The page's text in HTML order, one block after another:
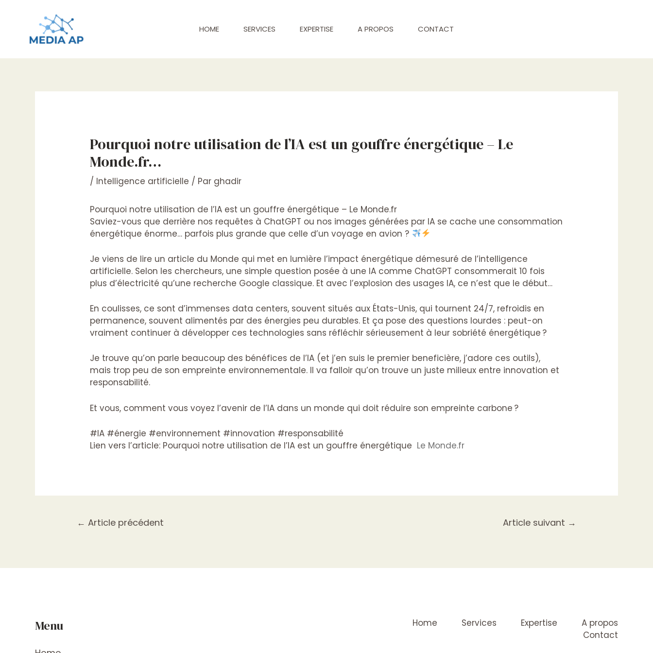
HOME SERVICES EXPERTISE A PROPOS CONTACT
Pourquoi notre utilisation de l’IA est un gouffre énergétique – Le
Monde.fr…
/ Intelligence artificielle / Par ghadir
Pourquoi notre utilisation de l’IA est un gouffre énergétique – Le Monde.fr
Saviez-vous que derrière nos requêtes à ChatGPT ou nos images générées par IA se cache une consommation
énergétique énorme… parfois plus grande que celle d’un voyage en avion ?
Je viens de lire un article du Monde qui met en lumière l’impact énergétique démesuré de l’intelligence
artificielle. Selon les chercheurs, une simple question posée à une IA comme ChatGPT consommerait 10 fois
plus d’électricité qu’une recherche Google classique. Et avec l’explosion des usages IA, ce n’est que le début…
En coulisses, ce sont d’immenses data centers, souvent situés aux États-Unis, qui tournent 24/7, refroidis en
permanence, souvent alimentés par des énergies peu durables. Et ça pose des questions lourdes : peut-on
vraiment continuer à développer ces technologies sans réfléchir sérieusement à leur sobriété énergétique ?
Je trouve qu’on parle beaucoup des bénéfices de l’IA (et j’en suis le premier beneficière, j’adore ces outils),
mais trop peu de son empreinte environnementale. Il va falloir qu’on trouve un juste milieux entre innovation et
responsabilité.
Et vous, comment vous voyez l’avenir de l’IA dans un monde qui doit réduire son empreinte carbone ?
#IA #énergie #environnement #innovation #responsabilité
Lien vers l’article: Pourquoi notre utilisation de l’IA est un gouffre énergétique Le Monde.fr
de
l’article
← Article précédent Article suivant →
Menu Home Services Expertise
A propos
Contact